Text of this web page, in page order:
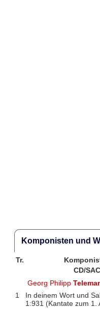
Komponisten und
Tr.
CD/
Georg Philipp
1
In deinem Wort und
1:931 (Kantate zum 1.